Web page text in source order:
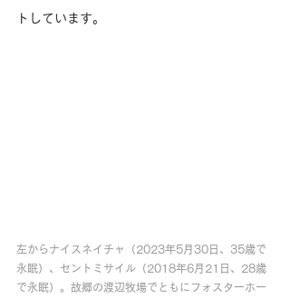
トしています。
左からナイスネイチャ（2023年5月30日、35歳で
永眠）、セントミサイル（2018年6月21日、28歳
で永眠）。故郷の渡辺牧場でともにフォスターホー